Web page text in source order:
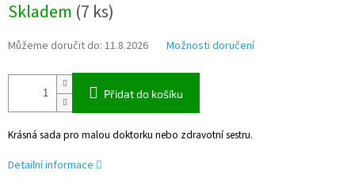
cena:
Skladem (7 ks)
Můžeme doručit do: 11.8.2026 Možnosti doručení
Přidat do košíku
Krásná sada pro malou doktorku nebo zdravotní sestru.
Detailní informace